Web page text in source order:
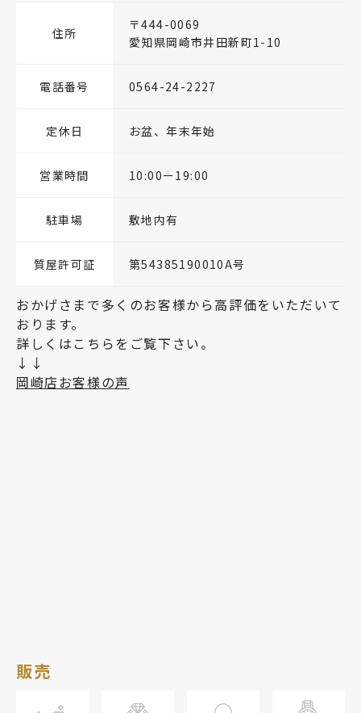
住所
〒444-0069
愛知県岡崎市井田新町1-10
電話番号 0564-24-2227
定休日 お盆、年末年始
営業時間 10:00ー19:00
駐車場 敷地内有
質屋許可証 第54385190010A号
おかげさまで多くのお客様から高評価をいただいて
おります。
詳しくはこちらをご覧下さい。
↓↓
岡崎店お客様の声
販売